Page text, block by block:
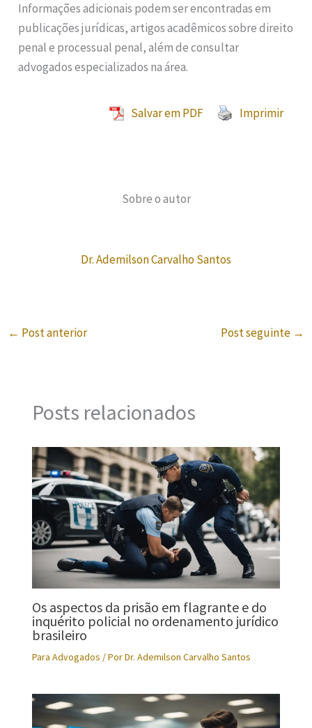
Informações adicionais podem ser encontradas em
publicações jurídicas, artigos acadêmicos sobre direito
penal e processual penal, além de consultar
advogados especializados na área.
Salvar em PDF Imprimir
Sobre o autor
Dr. Ademilson Carvalho Santos
← Post anterior Post seguinte →
Posts relacionados
Os aspectos da prisão em flagrante e do
inquérito policial no ordenamento jurídico
brasileiro
Para Advogados / PorDr. Ademilson Carvalho Santos